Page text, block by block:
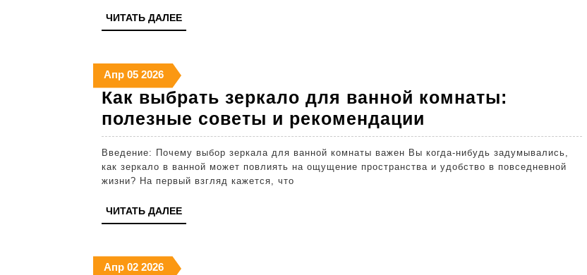
рекомендации
ЧИТАТЬ ДАЛЕЕЧИТАТЬ
ДАЛЕЕ
Апр5
апреля
2026
055
апреля
2026
20265
апреля
2026
Как выбрать зеркало для ванной комнаты:
полезные советы и рекомендации
выбрать
зеркало
Введение: Почему выбор зеркала для ванной комнаты важен Вы когда-нибудь задумывались,
как зеркало в ванной может повлиять на ощущение пространства и удобство в повседневной
жизни? На первый взгляд кажется, что
ЧИТАТЬ ДАЛЕЕЧИТАТЬ
ДАЛЕЕ
Апр202220262